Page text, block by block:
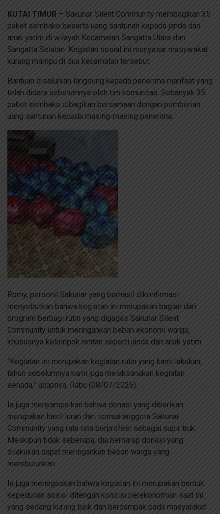
KUTAI TIMUR – Sakunar Silent Community membagikan 35
paket sembako beserta uang santunan kepada janda dan
anak yatim di wilayah Kecamatan Sangatta Utara dan
Sangatta Selatan. Kegiatan sosial ini menyasar masyarakat
kurang mampu di dua kecamatan tersebut.
Bantuan disalurkan langsung kepada penerima manfaat yang
telah didata sebelumnya oleh tim komunitas. Sebanyak 35
paket sembako dibagikan bersamaan dengan pemberian
uang santunan kepada masing-masing penerima.
Romy, personil Sakunar yang berhasil dikonfirmasi
menyebutkan bahwa kegiatan ini merupakan bagian dari
program berbagi rutin yang digagas Sakunar Silent
Community untuk meringankan beban ekonomi warga,
khususnya kelompok rentan seperti janda dan anak yatim.
“Kegiatan ini merupakan kegiatan rutin yang kami lakukan,
tahun sebelumnya kami juga melaksanakan kegiatan
senada,” ucapnya, Rabu (08/07/2026).
Ia juga menyampaikan bahwa donasi yang diberikan
merupakan hasil iuran dari semua anggota Sakunar
Community yang rata rata berprofesi sebagai supir truk.
Meskipun tidak seberapa, dia berharap donasi yang
dilakukan dapat meringankan beban warga yang
membutuhkan.
Ia juga menegaskan bahwa kegiatan ini merupakan bentuk
kepedulian sosial ditengah kondisi perekonomian saat ini
yang sedang kurang baik dan berdampak pada masyarakat